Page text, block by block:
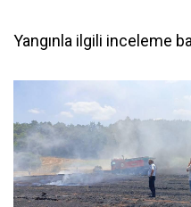
Yangınla ilgili inceleme